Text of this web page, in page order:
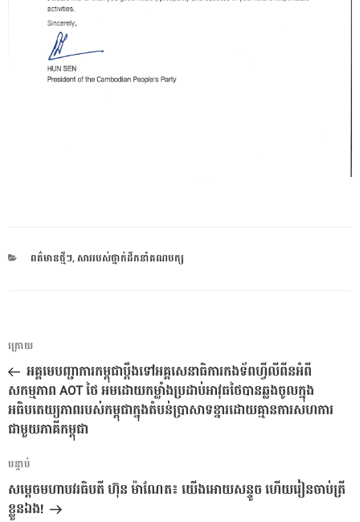
CATEGORIES
ពត៌មានថ្មីៗ, សាររបស់ថ្នាក់ដឹកនាំគណបក្ស
ការ​
នាំទិស​
ប្រកាស
អត្ថបទ
មុន
ក្រោយ
អគ្គមេបញ្ជាការកម្ពុជាប្តឹងទៅអគ្គសេនាធិការកងទ័ពហ្វីលីពីនអំពី
សកម្មភាព AOT ថៃ អមដោយកម្លាំងប្រដាប់អាវុធថៃបានឆ្លងចូលក្នុង
អធិបតេយ្យភាពរបស់កម្ពុជាក្នុងតំបន់ប្រាសាទខ្នារដោយគ្មានការសហការ
ជាមួយភាគីកម្ពុជា
អត្ថបទ
បន្ទាប់
បន្ទាប់
សម្តេចមហាបវរធិបតី​ ហ៊ុន​ ម៉ាណែត​៖​ យេីងអោយសន្ទូច​ ហេីយរៀនចាប់ត្រី
ខ្លួនឯង!